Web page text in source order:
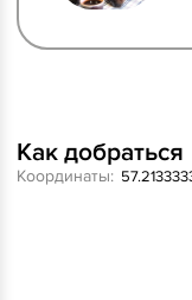
Координаты:
Как добраться